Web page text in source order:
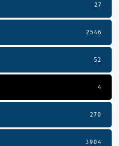
27
2546
52
4
270
3904